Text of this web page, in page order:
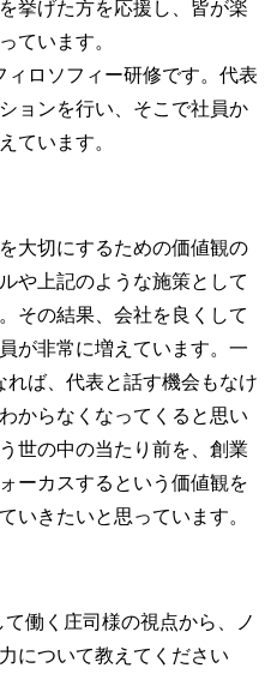
挙げた方を応援し、皆が楽
ています。
ロソフィー研修です。代表
ョンを行い、そこで社員か
ています。
大切にするための価値観の
や上記のような施策として
その結果、会社を良くして
が非常に増えています。一
ば、代表と話す機会もなけ
からなくなってくると思い
世の中の当たり前を、創業
ーカスするという価値観を
いきたいと思っています。
働く庄司様の視点から、ノ